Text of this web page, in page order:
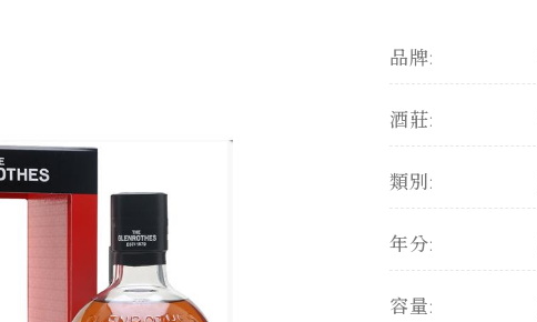
品牌:
酒莊:
類別:
年分:
容量: